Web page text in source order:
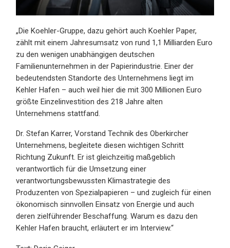
„Die Koehler-Gruppe, dazu gehört auch Koehler Paper,
zählt mit einem Jahresumsatz von rund 1,1 Milliarden Euro
zu den wenigen unabhängigen deutschen
Familienunternehmen in der Papierindustrie. Einer der
bedeutendsten Standorte des Unternehmens liegt im
Kehler Hafen – auch weil hier die mit 300 Millionen Euro
größte Einzelinvestition des 218 Jahre alten
Unternehmens stattfand.
Dr. Stefan Karrer, Vorstand Technik des Oberkircher
Unternehmens, begleitete diesen wichtigen Schritt
Richtung Zukunft. Er ist gleichzeitig maßgeblich
verantwortlich für die Umsetzung einer
verantwortungsbewussten Klimastrategie des
Produzenten von Spezialpapieren – und zugleich für einen
ökonomisch sinnvollen Einsatz von Energie und auch
deren zielführender Beschaffung. Warum es dazu den
Kehler Hafen braucht, erläutert er im Interview.“